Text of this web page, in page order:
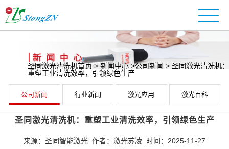
圣同激光清洗机首页 > 新闻中心 >公司新闻 > 圣同激光清洗机：
重塑工业清洗效率，引领绿色生产
公司新闻 行业新闻 激光应用 激光百科
圣同激光清洗机：重塑工业清洗效率，引领绿色生产
来源：圣同智能激光 作者：激光苏凌 时间：2025-11-27